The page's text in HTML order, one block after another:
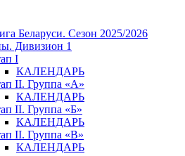
Беларуси. Сезон 2025/2026
Дивизион 1
I
КАЛЕНДАРЬ
II. Группа «А»
КАЛЕНДАРЬ
II. Группа «Б»
КАЛЕНДАРЬ
II. Группа «В»
КАЛЕНДАРЬ